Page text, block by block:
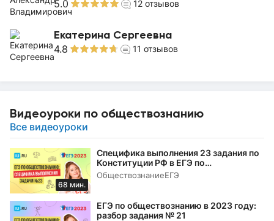
5.0 12 отзывов
Екатерина Сергеевна
4.8 11 отзывов
Видеоуроки по обществознанию
Все видеоуроки
68 мин.
Специфика выполнения 23 задания по
Конституции РФ в ЕГЭ по
обществознанию в 2023 году
ОбществознаниеЕГЭ
ЕГЭ по обществознанию в 2023 году:
разбор задания № 21